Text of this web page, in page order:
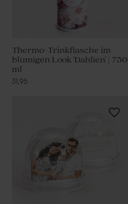
Thermo-Trinkflasche im
blumigen Look 'Dahlien' | 750
ml
31,95